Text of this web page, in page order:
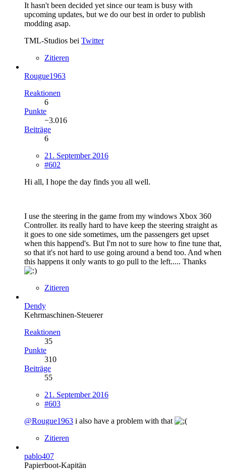
It hasn't been decided yet since our team is busy with
upcoming updates, but we do our best in order to publish
modding asap.
TML-Studios bei Twitter
Zitieren
Rougue1963
Reaktionen
6
Punkte
−3.016
Beiträge
6
21. September 2016
#602
Hi all, I hope the day finds you all well.
I use the steering in the game from my windows Xbox 360
Controller. its really hard to have keep the steering straight as
it goes to one side sometimes, um the passengers get upset
when this happend's. But I'm not to sure how to fine tune that,
so that it's not hard to use going around a bend too. And when
this happens it only wants to go pull to the left..... Thanks
Zitieren
Dendy
Kehrmaschinen-Steuerer
Reaktionen
35
Punkte
310
Beiträge
55
21. September 2016
#603
@Rougue1963 i also have a problem with that
Zitieren
pablo407
Papierboot-Kapitän